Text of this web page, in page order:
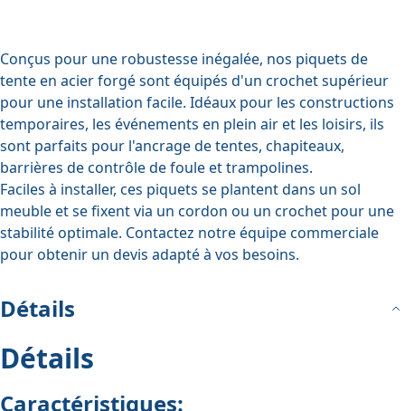
Conçus pour une robustesse inégalée, nos piquets de
tente en acier forgé sont équipés d'un crochet supérieur
pour une installation facile. Idéaux pour les constructions
temporaires, les événements en plein air et les loisirs, ils
sont parfaits pour l'ancrage de tentes, chapiteaux,
barrières de contrôle de foule et trampolines.
Faciles à installer, ces piquets se plantent dans un sol
meuble et se fixent via un cordon ou un crochet pour une
stabilité optimale. Contactez notre équipe commerciale
pour obtenir un devis adapté à vos besoins.
Détails
Détails
Caractéristiques: